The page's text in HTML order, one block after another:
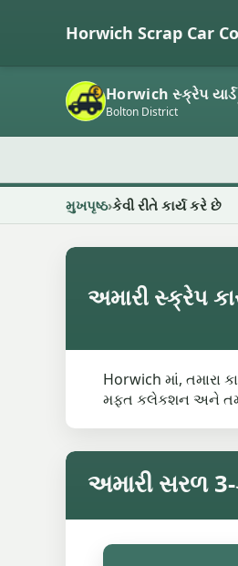
Horwich Scrap Car
Horwich સ્ક્રેપ યાર્ડ
Bolton District
મુખપૃષ્ઠ કેવી રીતે કાર્ય કરે છે
અમારી સ્ક્રેપ
Horwich માં, તમારા
મફત કલેકશન અને
અમારી સરળ